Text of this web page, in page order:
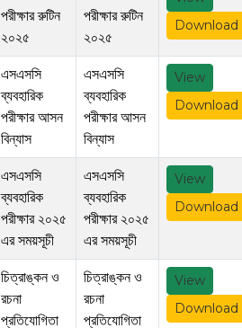
পরীক্ষার রুটিন
২০২৫
পরীক্ষার রুটিন
২০২৫
Download
এসএসসি
ব্যবহারিক
পরীক্ষার আসন
বিন্যাস
এসএসসি
ব্যবহারিক
পরীক্ষার আসন
বিন্যাস
View
Download
এসএসসি
ব্যবহারিক
পরীক্ষার ২০২৫
এর সময়সূচী
এসএসসি
ব্যবহারিক
পরীক্ষার ২০২৫
এর সময়সূচী
View
Download
চিত্রাঙ্কন ও
রচনা
প্রতিযোগিতা
চিত্রাঙ্কন ও
রচনা
প্রতিযোগিতা
View
Download